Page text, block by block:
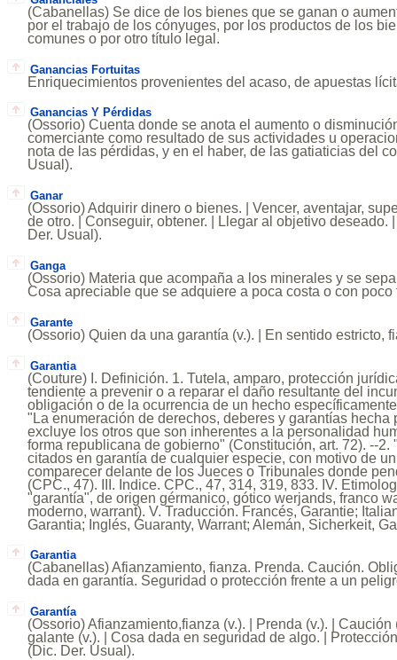
(Cabanellas) Se dice de los bienes que se ganan o
por el trabajo de los cónyuges, por los productos de los
comunes o por otro título legal.
Ganancias Fortuitas
Enriquecimientos provenientes del acaso, de apuestas
Ganancias Y Pérdidas
(Ossorio) Cuenta donde se anota el aumento o
comerciante como resultado de sus actividades u
nota de las pérdidas, y en el haber, de las gatiaticias del
Usual).
Ganar
(Ossorio) Adquirir dinero o bienes. | Vencer, aventajar,
de otro. | Conseguir, obtener. | Llegar al objetivo deseado.
Der. Usual).
Ganga
(Ossorio) Materia que acompaña a los minerales y se
Cosa apreciable que se adquiere a poca costa o con poco
Garante
(Ossorio) Quien da una garantía (v.). | En sentido estricto,
Garantia
(Couture) I. Definición. 1. Tutela, amparo, protección
tendiente a prevenir o a reparar el daño resultante del
obligación o de la ocurrencia de un hecho
"La enumeración de derechos, deberes y garantías hecha
excluye los otros que son inherentes a la personalidad
forma republicana de gobierno" (Constitución, art. 72). --
citados en garantía de cualquier especie, con motivo de
comparecer delante de los Jueces o Tribunales donde
(CPC., 47). III. Indice. CPC., 47, 314, 319, 833. IV.
"garantía", de origen gérmanico, gótico werjands, franco
moderno, warrant). V. Traducción. Francés, Garantie;
Garantia; Inglés, Guaranty, Warrant; Alemán, Sicherkeit,
Garantia
(Cabanellas) Afianzamiento, fianza. Prenda. Caución.
dada en garantía. Seguridad o protección frente a un
Garantía
(Ossorio) Afianzamiento,fianza (v.). | Prenda (v.). |
galante (v.). | Cosa dada en seguridad de algo. |
(Dic. Der. Usual).